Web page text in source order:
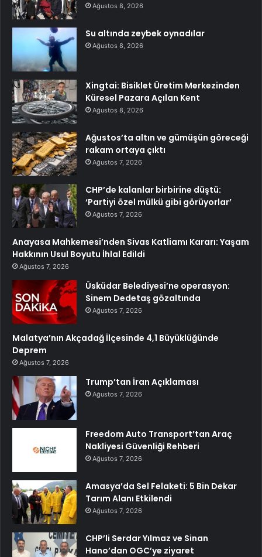
Ağustos 8, 2026
Su altında zeybek oynadılar
Ağustos 8, 2026
Xingtai: Bisiklet Üretim Merkezinden
Küresel Pazara Açılan Kent
Ağustos 8, 2026
Ağustos’ta altın ve gümüşün göreceği
rakam ortaya çıktı
Ağustos 7, 2026
CHP’de kalanlar birbirine düştü:
‘Partiyi özel mülkü gibi görüyorlar’
Ağustos 7, 2026
Anayasa Mahkemesi’nden Sivas Katliamı Kararı: Yaşam
Hakkının Usul Boyutu İhlal Edildi
Ağustos 7, 2026
Üsküdar Belediyesi’ne operasyon:
Sinem Dedetaş gözaltında
Ağustos 7, 2026
Malatya’nın Akçadağ İlçesinde 4,1 Büyüklüğünde
Deprem
Ağustos 7, 2026
Trump’tan İran Açıklaması
Ağustos 7, 2026
Freedom Auto Transport’tan Araç
Nakliyesi Güvenliği Rehberi
Ağustos 7, 2026
Amasya’da Sel Felaketi: 5 Bin Dekar
Tarım Alanı Etkilendi
Ağustos 7, 2026
CHP’li Serdar Yılmaz ve Sinan
Hano’dan OGC’ye ziyaret